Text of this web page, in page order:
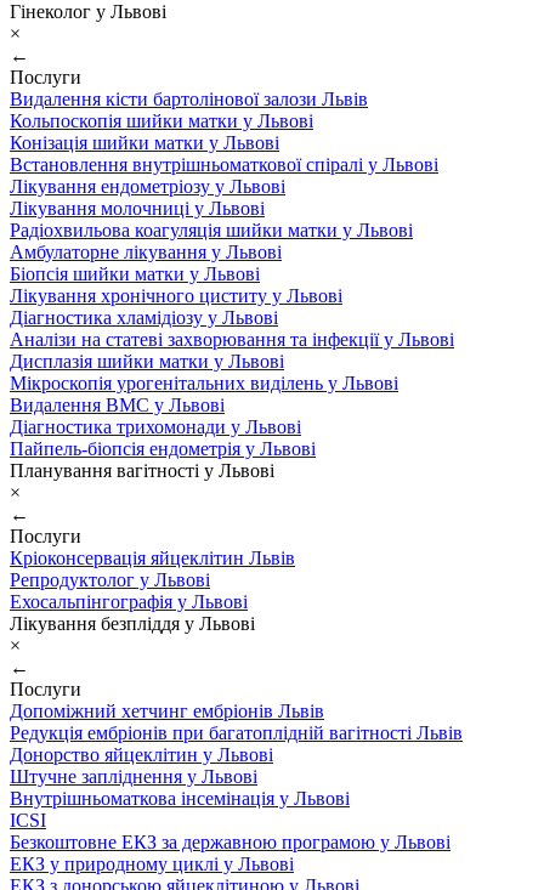
Гінеколог у Львові
×
←
Послуги
Видалення кісти бартолінової залози Львів
Кольпоскопія шийки матки у Львові
Конізація шийки матки у Львові
Встановлення внутрішньоматкової спіралі у Львові
Лікування ендометріозу у Львові
Лікування молочниці у Львові
Радіохвильова коагуляція шийки матки у Львові
Амбулаторне лікування у Львові
Біопсія шийки матки у Львові
Лікування хронічного циститу у Львові
Діагностика хламідіозу у Львові
Аналізи на статеві захворювання та інфекції у Львові
Дисплазія шийки матки у Львові
Мікроскопія урогенітальних виділень у Львові
Видалення ВМС у Львові
Діагностика трихомонади у Львові
Пайпель-біопсія ендометрія у Львові
Планування вагітності у Львові
×
←
Послуги
Кріоконсервація яйцеклітин Львів
Репродуктолог у Львові
Ехосальпінгографія у Львові
Лікування безпліддя у Львові
×
←
Послуги
Допоміжний хетчинг ембріонів Львів
Редукція ембріонів при багатоплідній вагітності Львів
Донорство яйцеклітин у Львові
Штучне запліднення у Львові
Внутрішньоматкова інсемінація у Львові
ICSI
Безкоштовне ЕКЗ за державною програмою у Львові
ЕКЗ у природному циклі у Львові
ЕКЗ з донорською яйцеклітиною у Львові